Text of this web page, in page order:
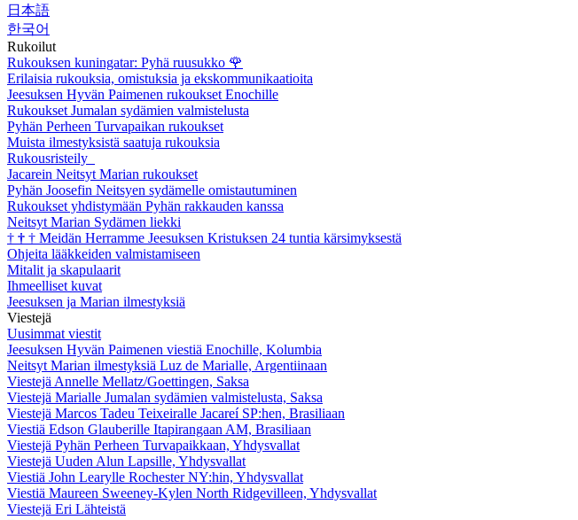
日本語
한국어
Rukoilut
Rukouksen kuningatar: Pyhä ruusukko 🌹
Erilaisia rukouksia, omistuksia ja ekskommunikaatioita
Jeesuksen Hyvän Paimenen rukoukset Enochille
Rukoukset Jumalan sydämien valmistelusta
Pyhän Perheen Turvapaikan rukoukset
Muista ilmestyksistä saatuja rukouksia
Rukousristeily
Jacarein Neitsyt Marian rukoukset
Pyhän Joosefin Neitsyen sydämelle omistautuminen
Rukoukset yhdistymään Pyhän rakkauden kanssa
Neitsyt Marian Sydämen liekki
† † † Meidän Herramme Jeesuksen Kristuksen 24 tuntia kärsimyksestä
Ohjeita lääkkeiden valmistamiseen
Mitalit ja skapulaarit
Ihmeelliset kuvat
Jeesuksen ja Marian ilmestyksiä
Viestejä
Uusimmat viestit
Jeesuksen Hyvän Paimenen viestiä Enochille, Kolumbia
Neitsyt Marian ilmestyksiä Luz de Marialle, Argentiinaan
Viestejä Annelle Mellatz/Goettingen, Saksa
Viestejä Marialle Jumalan sydämien valmistelusta, Saksa
Viestejä Marcos Tadeu Teixeiralle Jacareí SP:hen, Brasiliaan
Viestiä Edson Glauberille Itapirangaan AM, Brasiliaan
Viestejä Pyhän Perheen Turvapaikkaan, Yhdysvallat
Viestejä Uuden Alun Lapsille, Yhdysvallat
Viestiä John Learylle Rochester NY:hin, Yhdysvallat
Viestiä Maureen Sweeney-Kylen North Ridgevilleen, Yhdysvallat
Viestejä Eri Lähteistä